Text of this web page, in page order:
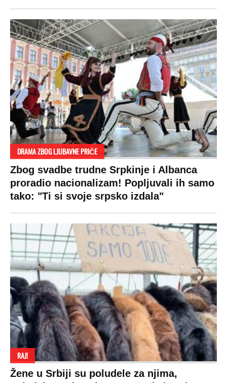
DRAMA ZBOG LJUBAVNE PRIČE
Zbog svadbe trudne Srpkinje i Albanca
proradio nacionalizam! Popljuvali ih samo
tako: "Ti si svoje srpsko izdala"
RAJ!
Žene u Srbiji su poludele za njima,